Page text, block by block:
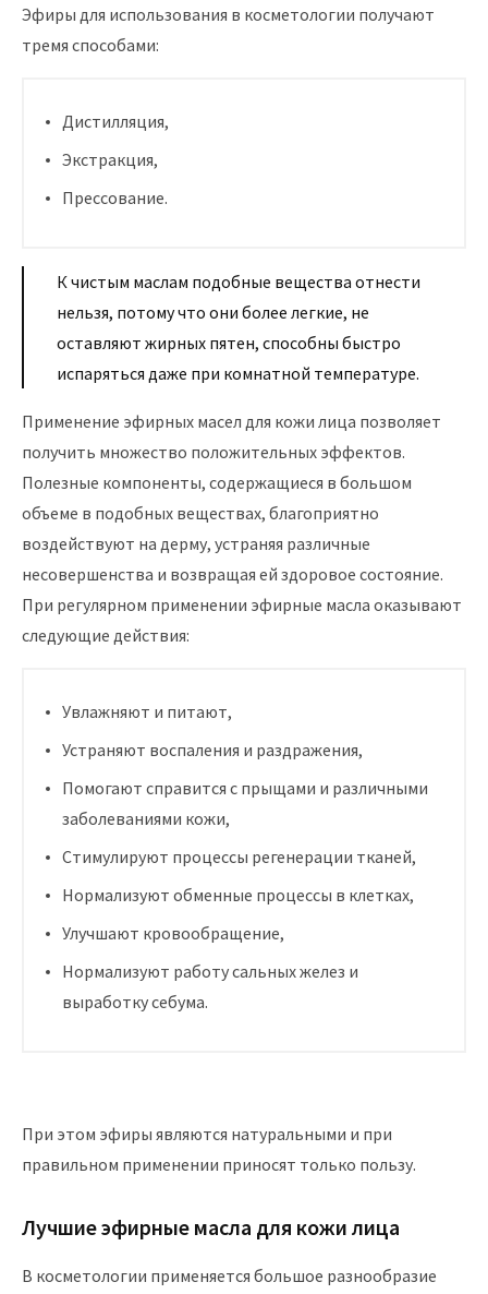
Эфиры для использования в косметологии получают
тремя способами:
Дистилляция,
Экстракция,
Прессование.
К чистым маслам подобные вещества отнести
нельзя, потому что они более легкие, не
оставляют жирных пятен, способны быстро
испаряться даже при комнатной температуре.
Применение эфирных масел для кожи лица позволяет
получить множество положительных эффектов.
Полезные компоненты, содержащиеся в большом
объеме в подобных веществах, благоприятно
воздействуют на дерму, устраняя различные
несовершенства и возвращая ей здоровое состояние.
При регулярном применении эфирные масла оказывают
следующие действия:
Увлажняют и питают,
Устраняют воспаления и раздражения,
Помогают справится с прыщами и различными
заболеваниями кожи,
Стимулируют процессы регенерации тканей,
Нормализуют обменные процессы в клетках,
Улучшают кровообращение,
Нормализуют работу сальных желез и
выработку себума.
При этом эфиры являются натуральными и при
правильном применении приносят только пользу.
Лучшие эфирные масла для кожи лица
В косметологии применяется большое разнообразие